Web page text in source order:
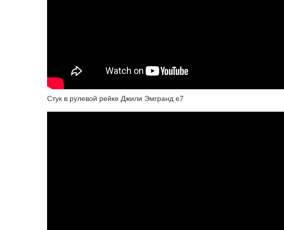
Стук в рулевой рейке Джили Эмгранд е7